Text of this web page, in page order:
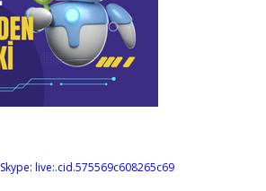
Skype: live:.cid.575569c608265c69